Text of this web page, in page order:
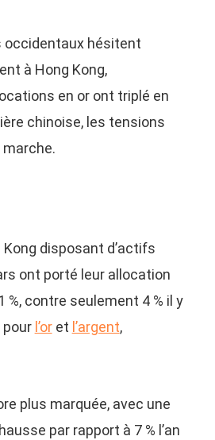
occidentaux hésitent
à Hong Kong,
en or ont triplé en
chinoise, les tensions
Kong disposant d’actifs
ont porté leur allocation
%, contre seulement 4 % il y
l’oret l’argent,
plus marquée, avec une
par rapport à 7 % l’an